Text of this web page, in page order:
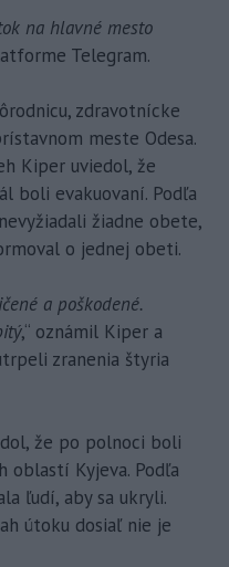
na hlavné mesto
Telegram.
zdravotnícke
meste Odesa.
Kiper uviedol, že
boli evakuovaní. Podľa
žiadne obete,
o jednej obeti.
a poškodené.
,“ oznámil Kiper a
zranenia štyria
že po polnoci boli
Kyjeva. Podľa
ľudí, aby sa ukryli.
útoku dosiaľ nie je